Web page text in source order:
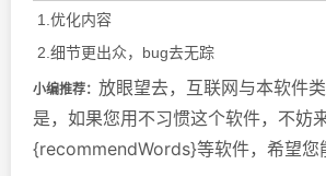
1.优化内容
2.细节更出众，bug去无踪
小编推荐： 放眼望去，互联网与本软件
是，如果您用不习惯这个软件，不妨
{recommendWords}等软件，希望您